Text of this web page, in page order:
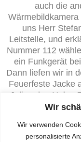
Wir
Wir verwenden
personalisierte
auch die
uns Herr
Leitstelle, und
Nummer 112
ein Funkgerät
Dann liefen wir in
Feuerfeste Jacke
Julian den Helm.
die ganze